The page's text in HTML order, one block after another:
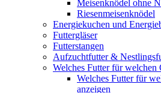
Meisenknödel ohne
Riesenmeisenknödel
Energiekuchen und
Futtergläser
Futterstangen
Aufzuchtfutter &
Welches Futter für welchen
Welches Futter für
anzeigen